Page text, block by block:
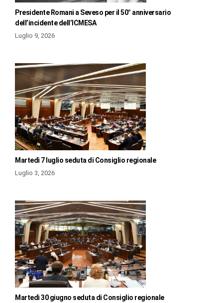
Presidente Romani a Seveso per il 50° anniversario
dell’incidente dell’ICMESA
Luglio 9, 2026
Martedì 7 luglio seduta di Consiglio regionale
Luglio 3, 2026
Martedì 30 giugno seduta di Consiglio regionale